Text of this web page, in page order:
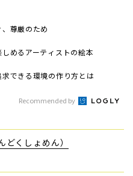
尊厳のため
めるアーティストの絵本
求できる環境の作り方とは
Recommended by
くしょめん）